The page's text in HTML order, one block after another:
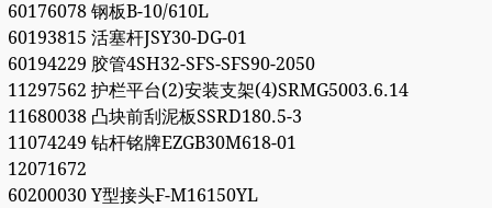
60176078 钢板B-10/610L
60193815 活塞杆JSY30-DG-01
60194229 胶管4SH32-SFS-SFS90-2050
11297562 护栏平台(2)安装支架(4)SRMG5003.6.14
11680038 凸块前刮泥板SSRD180.5-3
11074249 钻杆铭牌EZGB30M618-01
12071672
60200030 Y型接头F-M16150YL